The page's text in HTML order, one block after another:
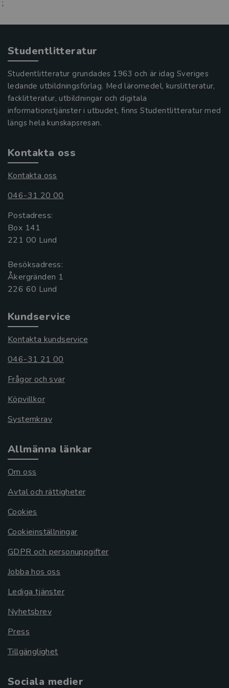
;
Studentlitteratur
Studentlitteratur grundades 1963 och är idag Sveriges
ledande utbildningsförlag. Med läromedel, kurslitteratur,
facklitteratur, utbildningar och digitala
informationstjänster i utbudet, finns Studentlitteratur med
längs hela kunskapsresan.
Kontakta oss
Kontakta oss
046-31 20 00
Postadress:
Box 141
221 00 Lund
Besöksadress:
Åkergränden 1
Kundservice
Kontakta kundservice
046-31 21 00
Frågor och svar
Köpvillkor
Systemkrav
Allmänna länkar
Om oss
Avtal och rättigheter
Cookies
Cookieinställningar
GDPR och personuppgifter
Jobba hos oss
Lediga tjänster
Nyhetsbrev
Press
Tillgänglighet
Sociala medier